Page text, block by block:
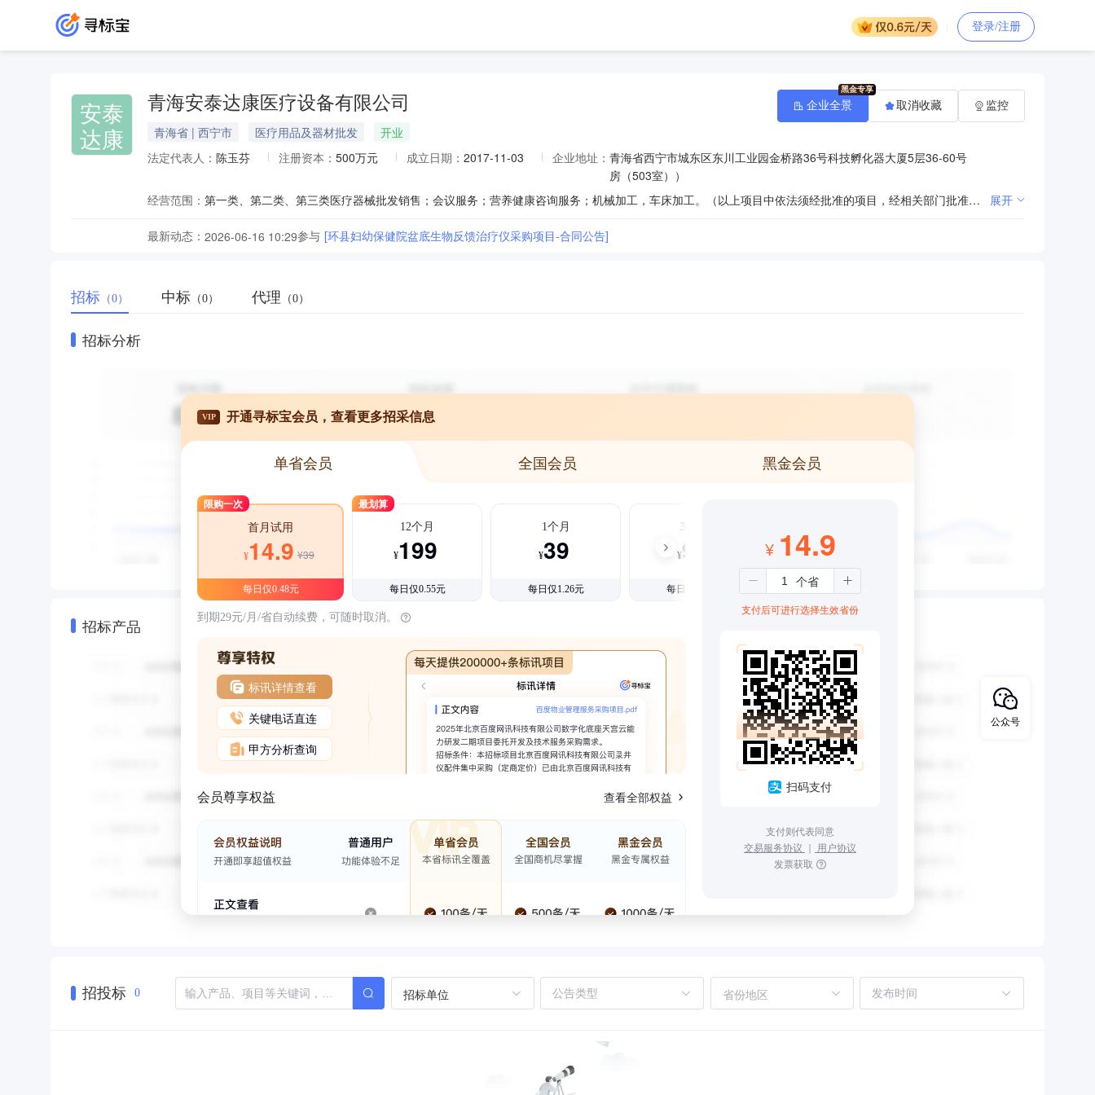
登录/注册
安泰
达康
青海安泰达康医疗设备有限公司
青海省 | 西宁市 医疗用品及器材批发
开业
法定代表人： 陈玉芬 注册资本： 500万元 成立日期： 2017-11-03 企业地址： 青海省西宁市城东区东川工业园金桥路36号科技孵化器大厦5层36-60号
房（503室））
经营范围：
第一类、第二类、第三类医疗器械批发销售；会议服务；营养健康咨询服务；机械加工，车床加工。（以上项目中依法须经批准的项目，经相关部门批准后方可开展经营活动）※※※ 展开
最新动态： 2026-06-16 10:29参与 [环县妇幼保健院盆底生物反馈治疗仪采购项目-合同公告]
企业全景 取消收藏 监控
招标 （0） 中标 （0） 代理 （0）
招标分析
招标产品
VIP 开通寻标宝会员，查看更多招采信息
单省会员 全国会员 黑金会员
限购一次
首月试用
¥14.9 ¥39
每日仅0.48元
最划算
12个月
¥199
每日仅0.55元
1个月
¥39
每日仅1.26元
3个月
¥99
每日仅1.08元
到期29元/月/省自动续费，可随时取消。
标讯详情查看
关键电话直连
甲方分析查询
会员尊享权益 查看全部权益
¥ 14.9
支付后可进行选择生效省份
扫码支付
支付则代表同意
交易服务协议 ｜ 用户协议
发票获取
招投标 0 招标单位 省份地区
公众号